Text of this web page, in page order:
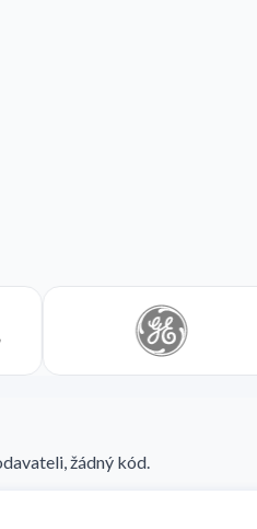
žádný kód.